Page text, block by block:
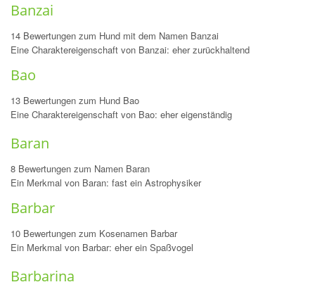
Banzai
14 Bewertungen zum Hund mit dem Namen Banzai
Eine Charaktereigenschaft von Banzai: eher zurückhaltend
Bao
13 Bewertungen zum Hund Bao
Eine Charaktereigenschaft von Bao: eher eigenständig
Baran
8 Bewertungen zum Namen Baran
Ein Merkmal von Baran: fast ein Astrophysiker
Barbar
10 Bewertungen zum Kosenamen Barbar
Ein Merkmal von Barbar: eher ein Spaßvogel
Barbarina